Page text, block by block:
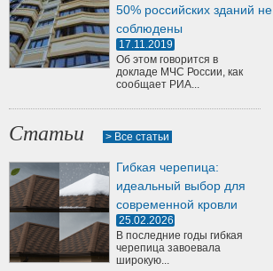
50% российских зданий не
соблюдены
17.11.2019
Об этом говорится в
докладе МЧС России, как
сообщает РИА...
Статьи > Все статьи
Гибкая черепица:
идеальный выбор для
современной кровли
25.02.2026
В последние годы гибкая
черепица завоевала
широкую...